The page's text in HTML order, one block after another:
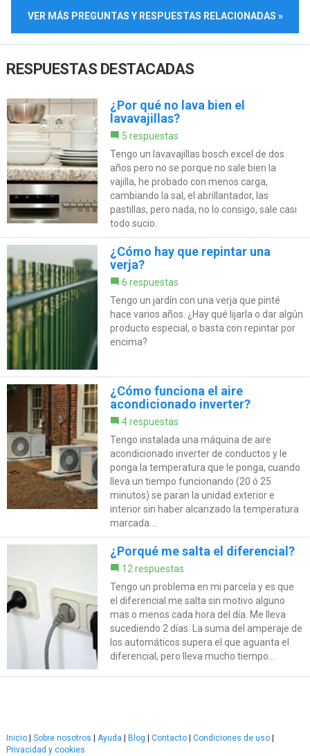
VER MÁS PREGUNTAS Y RESPUESTAS RELACIONADAS »
RESPUESTAS DESTACADAS
¿Por qué no lava bien el
lavavajillas?
5 respuestas
Tengo un lavavajillas bosch excel de dos
años pero no se porque no sale bien la
vajilla, he probado con menos carga,
cambiando la sal, el abrillantador, las
pastillas, pero nada, no lo consigo, sale casi
todo sucio.
¿Cómo hay que repintar una
verja?
6 respuestas
Tengo un jardín con una verja que pinté
hace varios años. ¿Hay qué lijarla o dar algún
producto especial, o basta con repintar por
encima?
¿Cómo funciona el aire
acondicionado inverter?
4 respuestas
Tengo instalada una máquina de aire
acondicionado inverter de conductos y le
ponga la temperatura que le ponga, cuando
lleva un tiempo funcionando (20 ó 25
minutos) se paran la unidad exterior e
interior sin haber alcanzado la temperatura
marcada....
¿Porqué me salta el diferencial?
12 respuestas
Tengo un problema en mi parcela y es que
el diferencial me salta sin motivo alguno
mas o menos cada hora del día. Me lleva
sucediendo 2 días. La suma del amperaje de
los automáticos supera el que aguanta el
diferencial, pero lleva mucho tiempo...
Inicio | Sobre nosotros | Ayuda | Blog | Contacto | Condiciones de uso |
Privacidad y cookies